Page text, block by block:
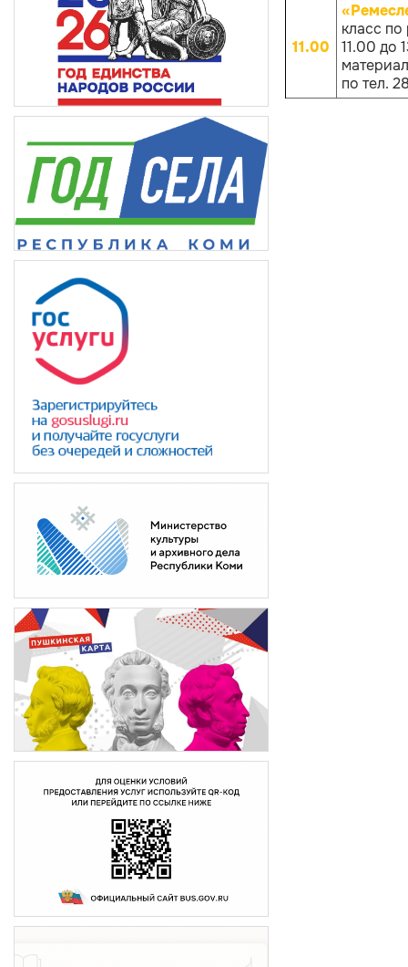
11.00
класс
11.00 до
по тел.